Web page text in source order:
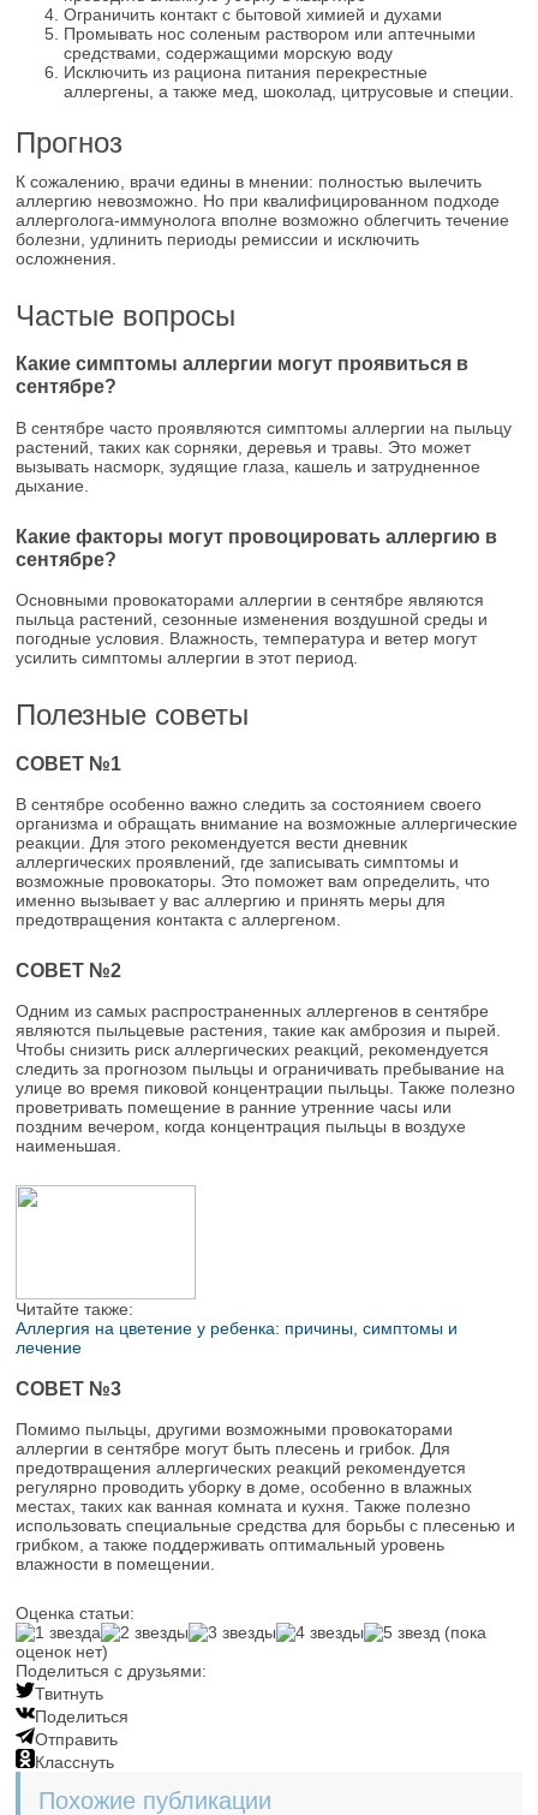
Ограничить контакт с бытовой химией и духами
Промывать нос соленым раствором или аптечными
средствами, содержащими морскую воду
Исключить из рациона питания перекрестные
аллергены, а также мед, шоколад, цитрусовые и специи.
Прогноз
К сожалению, врачи едины в мнении: полностью вылечить
аллергию невозможно. Но при квалифицированном подходе
аллерголога-иммунолога вполне возможно облегчить течение
болезни, удлинить периоды ремиссии и исключить
осложнения.
Частые вопросы
Какие симптомы аллергии могут проявиться в
сентябре?
В сентябре часто проявляются симптомы аллергии на пыльцу
растений, таких как сорняки, деревья и травы. Это может
вызывать насморк, зудящие глаза, кашель и затрудненное
дыхание.
Какие факторы могут провоцировать аллергию в
сентябре?
Основными провокаторами аллергии в сентябре являются
пыльца растений, сезонные изменения воздушной среды и
погодные условия. Влажность, температура и ветер могут
усилить симптомы аллергии в этот период.
Полезные советы
СОВЕТ №1
В сентябре особенно важно следить за состоянием своего
организма и обращать внимание на возможные аллергические
реакции. Для этого рекомендуется вести дневник
аллергических проявлений, где записывать симптомы и
возможные провокаторы. Это поможет вам определить, что
именно вызывает у вас аллергию и принять меры для
предотвращения контакта с аллергеном.
СОВЕТ №2
Одним из самых распространенных аллергенов в сентябре
являются пыльцевые растения, такие как амброзия и пырей.
Чтобы снизить риск аллергических реакций, рекомендуется
следить за прогнозом пыльцы и ограничивать пребывание на
улице во время пиковой концентрации пыльцы. Также полезно
проветривать помещение в ранние утренние часы или
поздним вечером, когда концентрация пыльцы в воздухе
наименьшая.
Читайте также:
Аллергия на цветение у ребенка: причины, симптомы и
лечение
СОВЕТ №3
Помимо пыльцы, другими возможными провокаторами
аллергии в сентябре могут быть плесень и грибок. Для
предотвращения аллергических реакций рекомендуется
регулярно проводить уборку в доме, особенно в влажных
местах, таких как ванная комната и кухня. Также полезно
использовать специальные средства для борьбы с плесенью и
грибком, а также поддерживать оптимальный уровень
влажности в помещении.
Оценка статьи:
(пока
оценок нет)
Поделиться с друзьями:
Твитнуть
Поделиться
Отправить
Класснуть
Похожие публикации